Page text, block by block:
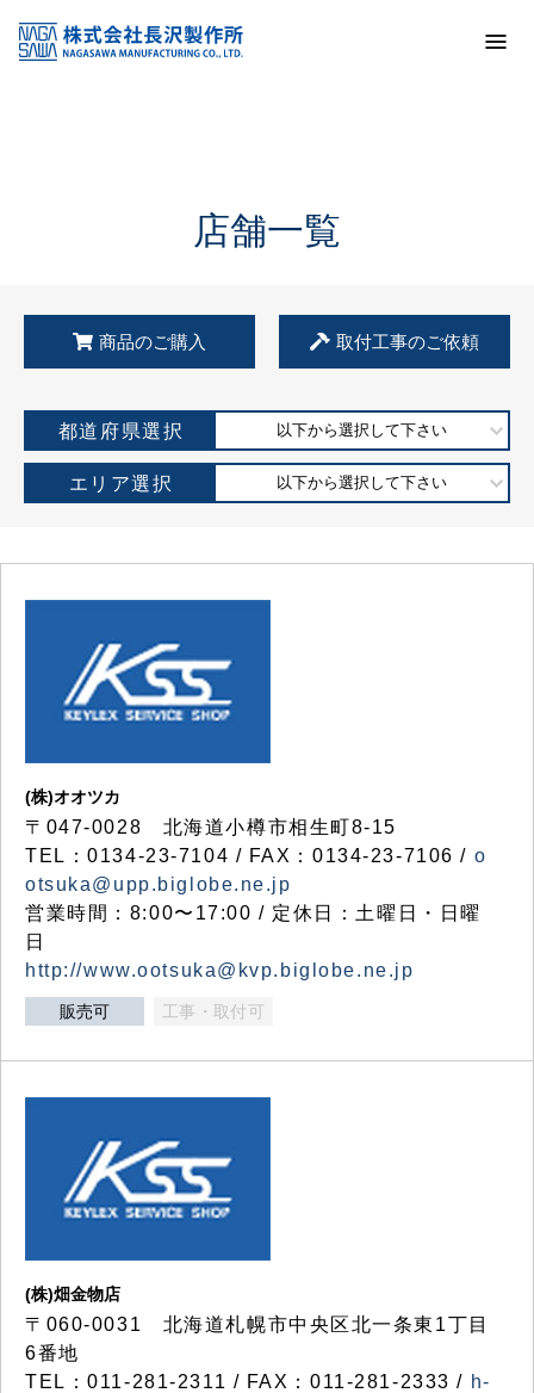
KSS加盟店・取扱店情報
店舗一覧
店舗一覧
商品のご購入 取付工事のご依頼
都道府県選択 以下から選択して下さい
エリア選択 以下から選択して下さい
(株)オオツカ
〒047-0028 北海道小樽市相生町8-15
TEL：0134-23-7104 / FAX：0134-23-7106 / o
otsuka@upp.biglobe.ne.jp
営業時間：8:00〜17:00 / 定休日：土曜日・日曜
日
http://www.ootsuka@kvp.biglobe.ne.jp
販売可 工事・取付可
(株)畑金物店
〒060-0031 北海道札幌市中央区北一条東1丁目
6番地
TEL：011-281-2311 / FAX：011-281-2333 / h-